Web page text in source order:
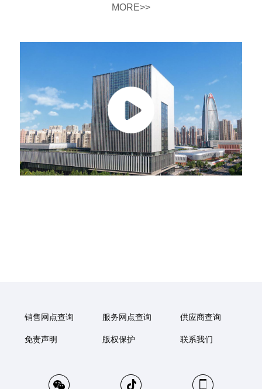
MORE>>
销售网点查询 服务网点查询 供应商查询
免责声明 版权保护 联系我们